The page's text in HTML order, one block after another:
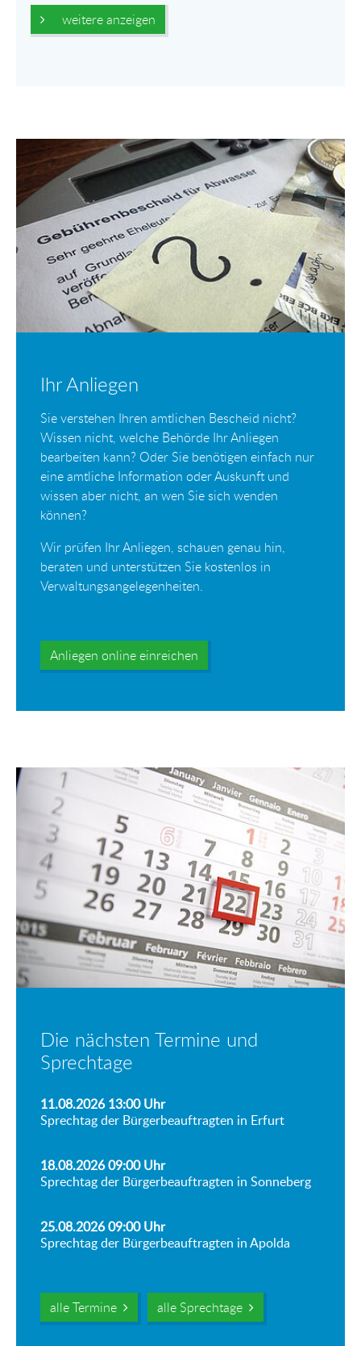
weitere anzeigen
Ihr Anliegen
Sie verstehen Ihren amtlichen Bescheid nicht?
Wissen nicht, welche Behörde Ihr Anliegen
bearbeiten kann? Oder Sie benötigen einfach nur
eine amtliche Information oder Auskunft und
wissen aber nicht, an wen Sie sich wenden
können?
Wir prüfen Ihr Anliegen, schauen genau hin,
beraten und unterstützen Sie kostenlos in
Verwaltungsangelegenheiten.
Anliegen online einreichen
Die nächsten Termine und
Sprechtage
11.08.2026 13:00Uhr
Sprechtag der Bürgerbeauftragten in Erfurt
18.08.2026 09:00Uhr
Sprechtag der Bürgerbeauftragten in Sonneberg
25.08.2026 09:00Uhr
Sprechtag der Bürgerbeauftragten in Apolda
alle Termine alle Sprechtage